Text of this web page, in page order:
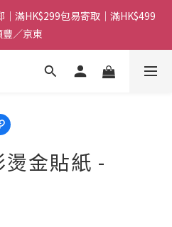
滿HK$299包易寄取｜滿HK$499
／京東
滿HK$299包易寄取｜滿HK$499
／京東
消費HK$100即享購物金HK$50回
滿HK$299包易寄取｜滿HK$499
豐／京東
金貼紙 -